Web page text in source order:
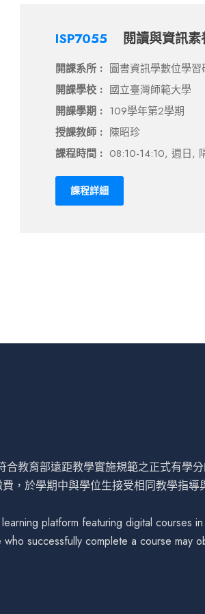
ISP7055 閱讀與資訊
開課系所 : 圖書資訊學數位學
開課學校 : 國立臺灣師範大學
開課學期 : 109學年第2學期
授課教師 : 陳昭珍
課程時間 : 08:10-14:10, 週日,
課程詳細
教育部遠距教學實施規範之正式有學
，於學期中與學位生接受相同教學指導
platform featuring digital courses
successfully complete a course may